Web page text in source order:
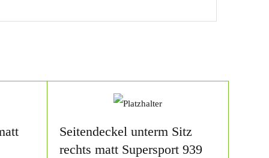
Seitendeckel unterm Sitz
rechts matt Supersport 939